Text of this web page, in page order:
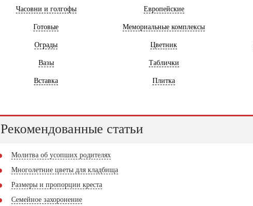
Часовни и голгофы Европейские
Готовые Мемориальные комплексы
Ограды Цветник
Вазы Таблички
Вставка Плитка
Рекомендованные статьи
Молитва об усопших родителях
Многолетние цветы для кладбища
Размеры и пропорции креста
Семейное захоронение